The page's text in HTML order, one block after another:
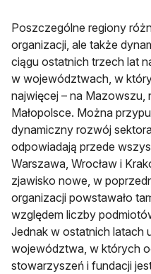
Poszczególne regiony
organizacji, ale także
ciągu ostatnich trzech lat
w województwach, w
najwięcej – na Mazowszu,
Małopolsce. Można
dynamiczny rozwój
odpowiadają przede
Warszawa, Wrocław i
zjawisko nowe, w
organizacji powstawało
względem liczby
Jednak w ostatnich latach
województwa, w których
stowarzyszeń i fundacji